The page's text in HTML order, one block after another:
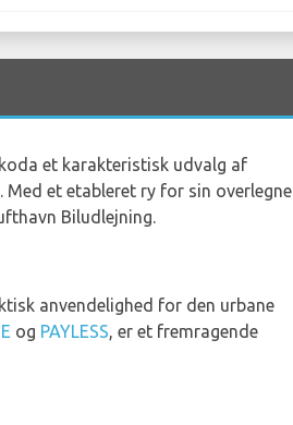
et karakteristisk udvalg af
et etableret ry for sin overlegne
Biludlejning.
anvendelighed for den urbane
og PAYLESS, er et fremragende